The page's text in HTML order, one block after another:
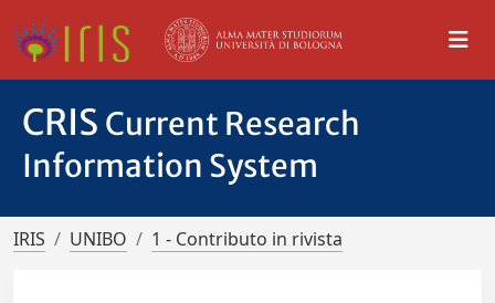
CRIS Current Research
Information System
IRIS UNIBO 1 - Contributo in rivista